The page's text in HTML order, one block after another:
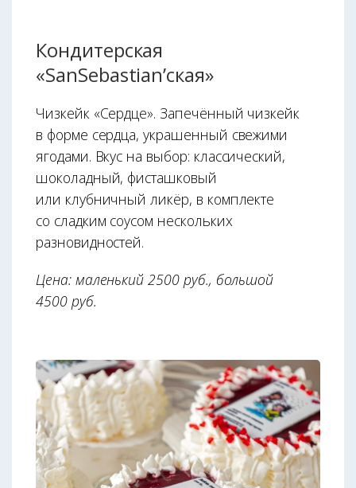
Кондитерская
«SanSebastian’ская»
Чизкейк «Сердце». Запечённый чизкейк
в форме сердца, украшенный свежими
ягодами. Вкус на выбор: классический,
шоколадный, фисташковый
или клубничный ликёр, в комплекте
со сладким соусом нескольких
разновидностей.
Цена: маленький 2500 руб., большой
4500 руб.